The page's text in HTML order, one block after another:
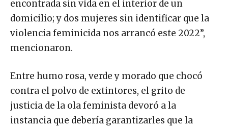
encontrada sin vida en el interior de un
domicilio; y dos mujeres sin identificar que la
violencia feminicida nos arrancó este 2022”,
mencionaron.
Entre humo rosa, verde y morado que chocó
contra el polvo de extintores, el grito de
justicia de la ola feminista devoró a la
instancia que debería garantizarles que la